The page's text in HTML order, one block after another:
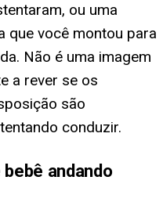
ou uma
que você montou para
Não é uma imagem
a rever se os
são
conduzir.
andando